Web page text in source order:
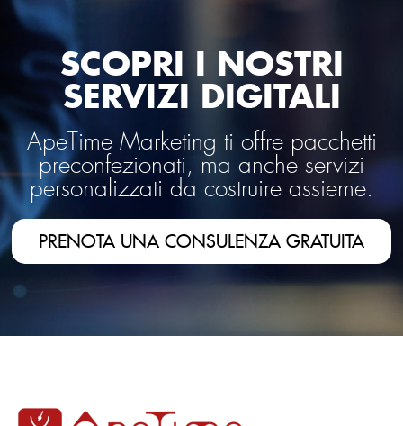
SCOPRI I NOSTRI
SERVIZI DIGITALI
ApeTime Marketing ti offre pacchetti
preconfezionati, ma anche servizi
personalizzati da costruire assieme.
PRENOTA UNA CONSULENZA GRATUITA